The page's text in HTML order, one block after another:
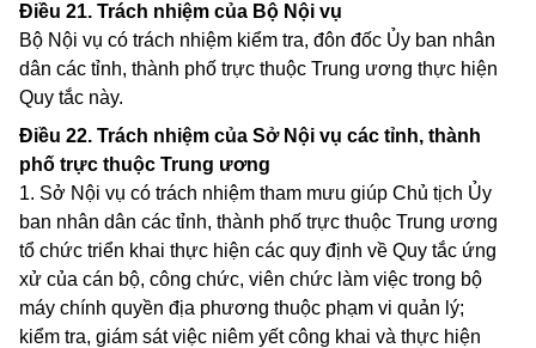
Điều 21. Trách nhiệm của Bộ Nội vụ
Bộ Nội vụ có trách nhiệm kiểm tra, đôn đốc Ủy ban nhân
dân các tỉnh, thành phố trực thuộc Trung ương thực hiện
Quy tắc này.
Điều 22. Trách nhiệm của Sở Nội vụ các tỉnh, thành
phố trực thuộc Trung ương
1. Sở Nội vụ có trách nhiệm tham mưu giúp Chủ tịch Ủy
ban nhân dân các tỉnh, thành phố trực thuộc Trung ương
tổ chức triển khai thực hiện các quy định về Quy tắc ứng
xử của cán bộ, công chức, viên chức làm việc trong bộ
máy chính quyền địa phương thuộc phạm vi quản lý;
kiểm tra, giám sát việc niêm yết công khai và thực hiện